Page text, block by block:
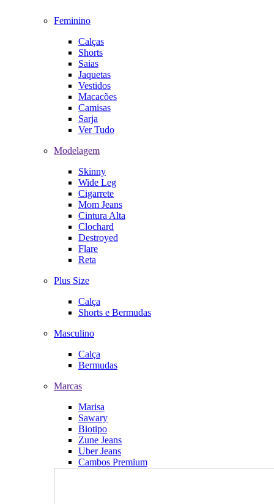
Feminino
Calças
Shorts
Saias
Jaquetas
Vestidos
Macacões
Camisas
Sarja
Ver Tudo
Modelagem
Skinny
Wide Leg
Cigarrete
Mom Jeans
Cintura Alta
Clochard
Destroyed
Flare
Reta
Plus Size
Calça
Shorts e Bermudas
Masculino
Calça
Bermudas
Marcas
Marisa
Sawary
Biotipo
Zune Jeans
Uber Jeans
Cambos Premium